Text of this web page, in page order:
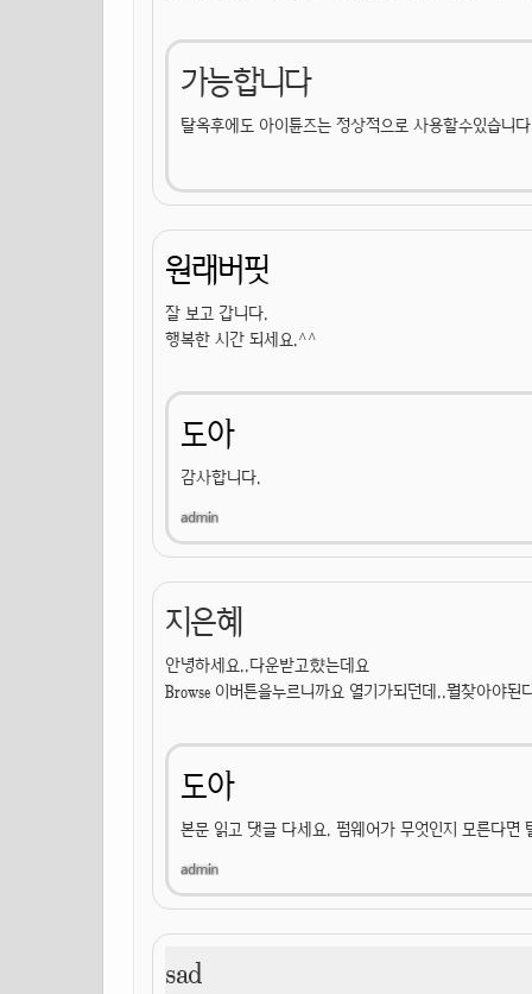
가능합니다
탈옥후에도 아이튠즈는 정상적으로 사용할수있습니
원래버핏
잘 보고 갑니다.
행복한 시간 되세요.^^
도아
감사합니다.
지은혜
안녕하세요..다운받고햤는데요
Browse 이버튼을누르니까요 열기가되던데..뭘찾아야된
도아
본문 읽고 댓글 다세요. 펌웨어가 무엇인지 모른다면
sad